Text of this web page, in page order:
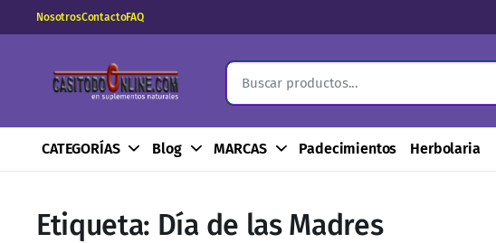
NosotrosContactoFAQ
CATEGORÍAS Blog MARCAS Padecimientos Herbolaria
Etiqueta: Día de las Madres